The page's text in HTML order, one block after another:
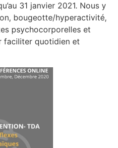
31 janvier 2021. Nous y
bougeotte/hyperactivité,
psychocorporelles et
faciliter quotidien et